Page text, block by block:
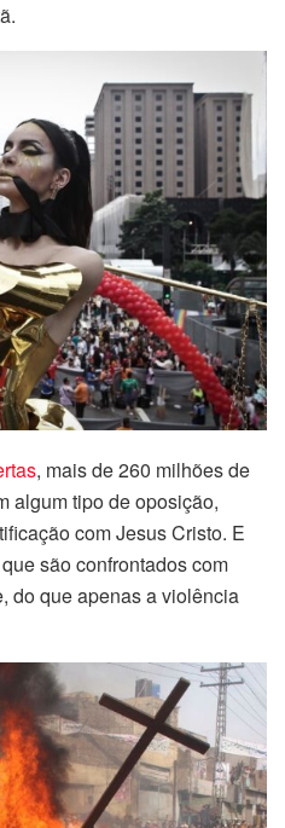
, mais de 260 milhões de
algum tipo de oposição,
com Jesus Cristo. E
são confrontados com
do que apenas a violência